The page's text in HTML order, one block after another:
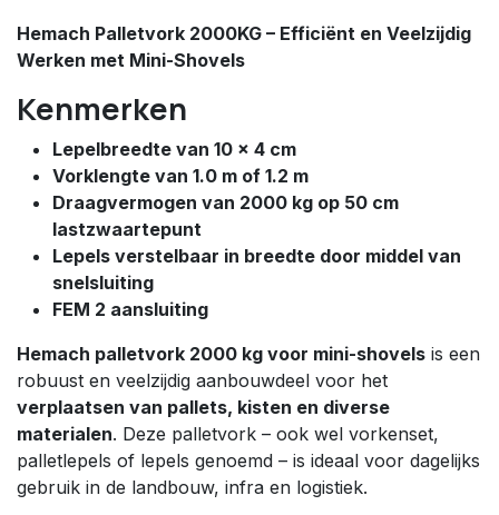
Hemach Palletvork 2000KG – Efficiënt en Veelzijdig
Werken met Mini-Shovels
Kenmerken
Lepelbreedte van 10 x 4 cm
Vorklengte van 1.0 m of 1.2 m
Draagvermogen van 2000 kg op 50 cm
lastzwaartepunt
Lepels verstelbaar in breedte door middel van
snelsluiting
FEM 2 aansluiting
Hemach palletvork 2000 kg voor mini-shovels is een
robuust en veelzijdig aanbouwdeel voor het
verplaatsen van pallets, kisten en diverse
materialen. Deze palletvork – ook wel vorkenset,
palletlepels of lepels genoemd – is ideaal voor dagelijks
gebruik in de landbouw, infra en logistiek.